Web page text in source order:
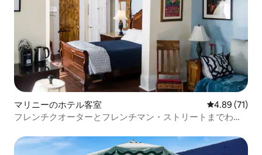
マリニーのホテル客室 レビュー71
4.89 (71)
フレンチクオーターとフレンチマン・ストリートまでわず